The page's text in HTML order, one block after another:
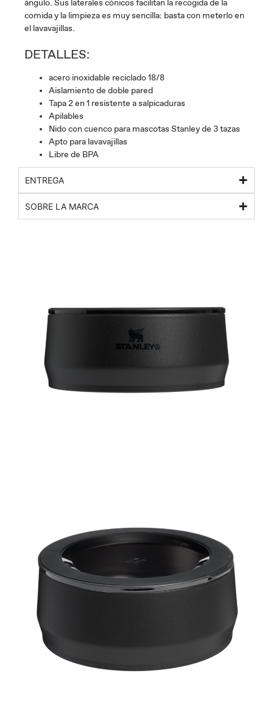
ángulo. Sus laterales cónicos facilitan la recogida de la
comida y la limpieza es muy sencilla: basta con meterlo en
el lavavajillas.
DETALLES:
acero inoxidable reciclado 18/8
Aislamiento de doble pared
Tapa 2 en 1 resistente a salpicaduras
Apilables
Nido con cuenco para mascotas Stanley de 3 tazas
Apto para lavavajillas
Libre de BPA
ENTREGA
SOBRE LA MARCA